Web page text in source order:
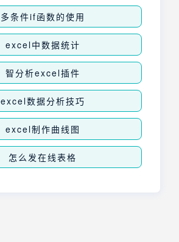
多条件if函数的使用
excel中数据统计
智分析excel插件
excel数据分析技巧
excel制作曲线图
怎么发在线表格